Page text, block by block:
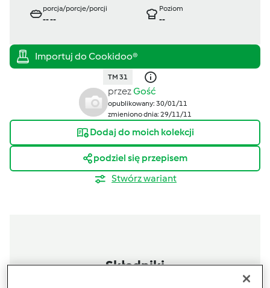
porcja/porcje/porcji
----
Poziom
--
TM 31
przezGość
opublikowany: 30/01/11
zmieniono dnia: 29/11/11
Dodaj do moich kolekcji
podziel się przepisem
Stwórz wariant
Składniki